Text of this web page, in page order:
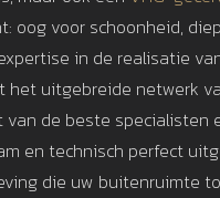
oog voor schoonheid,
in de realisatie
uitgebreide netwerk
de beste specialisten
en technisch perfect
die uw buitenruimte